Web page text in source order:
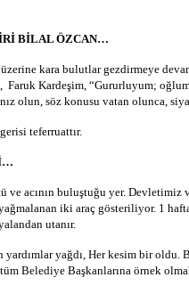
BİLAL ÖZCAN…
kara bulutlar gezdirmeye
Faruk Kardeşim, “Gururluyum;
olun, söz konusu vatan olunca,
teferruattır.
ve acının buluştuğu yer.
iki araç gösteriliyor. 1
utanır.
yağdı, Her kesim bir
Belediye Başkanlarına örnek